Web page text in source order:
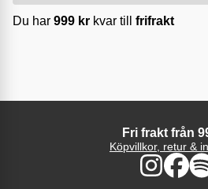
Du har 999 kr kvar till frifrakt
Fri frakt från
Köpvillkor, retur &